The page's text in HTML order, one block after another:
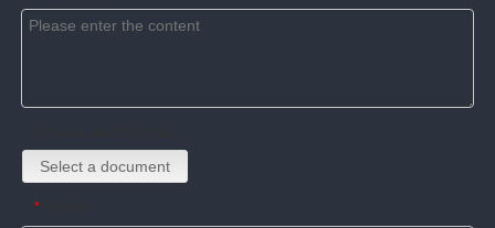
Select a document
*